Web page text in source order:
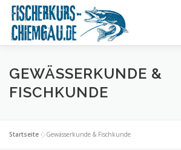
Zum
Inhalt
springen
KURSANGEBOT LERNINHALTE
GEWÄSSERKUNDE &
FISCHKUNDE
Startseite »Gewässerkunde & Fischkunde